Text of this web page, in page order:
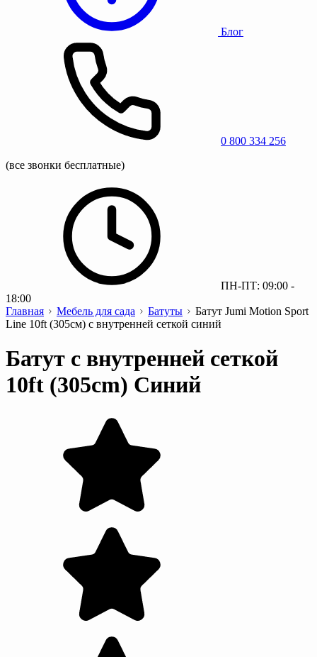
Блог
0 800 334 256
(все звонки бесплатные)
ПН-ПТ: 09:00 -
18:00
Главная
Мебель для сада Батуты
Батут Jumi Motion Sport
Line 10ft (305см) с внутренней сеткой синий
Батут с внутренней сеткой
10ft (305cm) Синий